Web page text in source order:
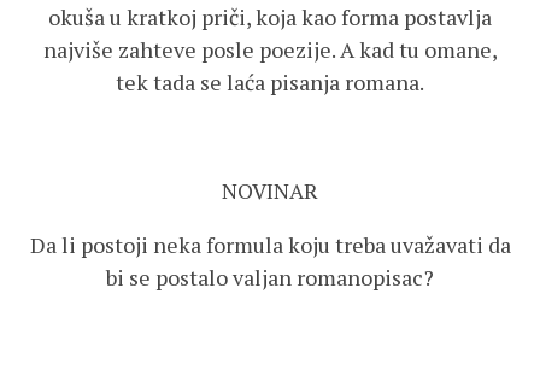
okuša u kratkoj priči, koja kao forma postavlja
najviše zahteve posle poezije. A kad tu omane,
tek tada se laća pisanja romana.
NOVINAR
Da li postoji neka formula koju treba uvažavati da
bi se postalo valjan romanopisac?